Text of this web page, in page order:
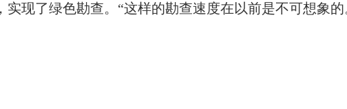
现了绿色勘查。“这样的勘查速度在以前是不可想象的